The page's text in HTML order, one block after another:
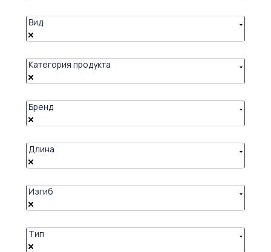
Вид
Категория продукта
Бренд
Длина
Изгиб
Тип